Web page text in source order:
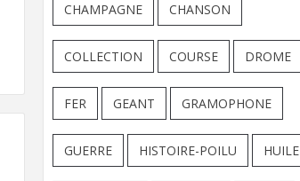
CHAMPAGNE CHANSON
COLLECTION COURSE DROME
FER GEANT GRAMOPHONE
GUERRE HISTOIRE-POILU HUILE